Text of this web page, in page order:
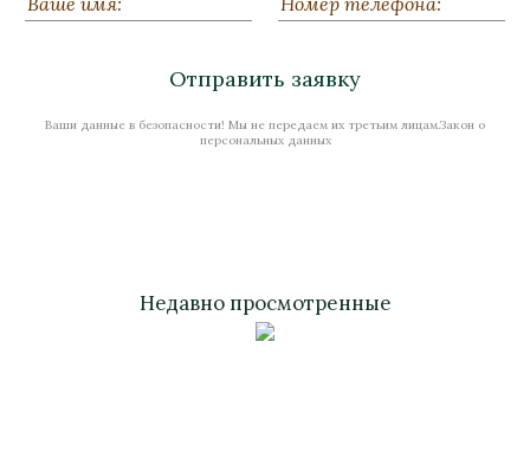
Отправить заявку
Ваши данные в безопасности! Мы не передаем их третьим лицам.Закон о
персональных данных
Недавно просмотренные